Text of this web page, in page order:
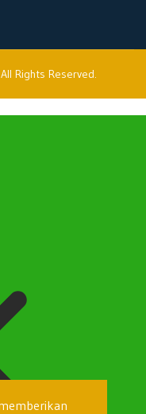
Rights Reserved.